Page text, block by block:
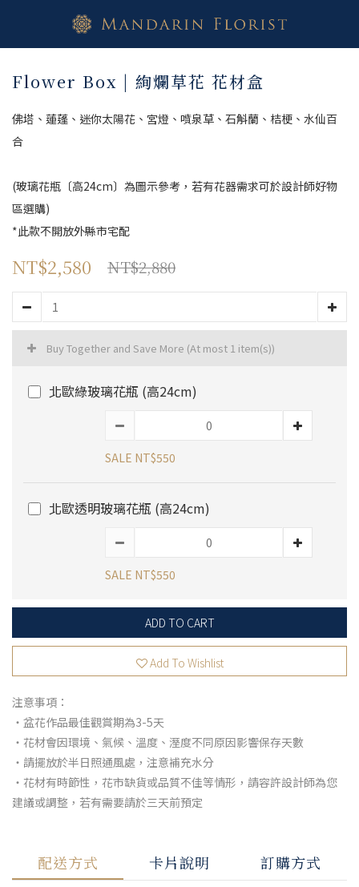
Flower Box | 絢爛草花 花材盒
佛塔、蓮蓬、迷你太陽花、宮燈、噴泉草、石斛蘭、桔梗、水仙百
合
(玻璃花瓶〔高24cm〕為圖示參考，若有花器需求可於設計師好物
區選購)
*此款不開放外縣市宅配
NT$2,580 NT$2,880
Buy Together and Save More (At most 1 item(s))
北歐綠玻璃花瓶 (高24cm)
SALE NT$550
北歐透明玻璃花瓶 (高24cm)
SALE NT$550
ADD TO CART
Add To Wishlist
注意事項：
‧盆花作品最佳觀賞期為3-5天
‧花材會因環境、氣候、溫度、溼度不同原因影響保存天數
‧請擺放於半日照通風處，注意補充水分
‧花材有時節性，花市缺貨或品質不佳等情形，請容許設計師為您
建議或調整，若有需要請於三天前預定
配送方式 卡片說明 訂購方式